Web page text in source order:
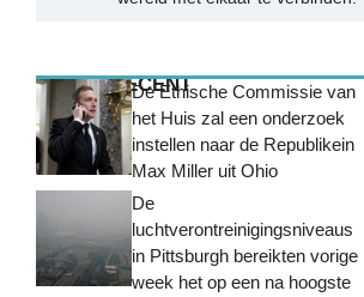
MEEST RECENTDe Ethische Commissie van
het Huis zal een onderzoek
instellen naar de Republikein
Max Miller uit Ohio
De
luchtverontreinigingsniveaus
in Pittsburgh bereikten vorige
week het op een na hoogste